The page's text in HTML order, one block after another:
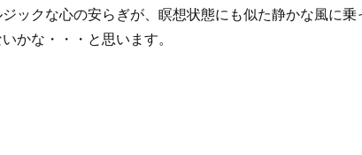
ックな心の安らぎが、瞑想状態にも似た静かな風に乗
かな・・・と思います。